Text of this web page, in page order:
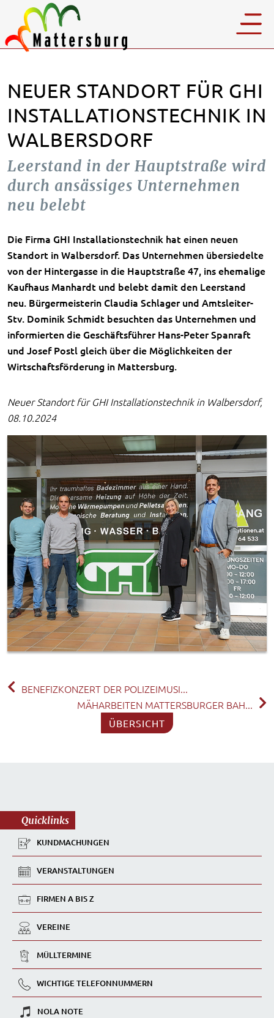
NEUER STANDORT FÜR GHI
INSTALLATIONSTECHNIK IN
WALBERSDORF
Leerstand in der Hauptstraße wird
durch ansässiges Unternehmen
neu belebt
Die Firma GHI Installationstechnik hat einen neuen
Standort in Walbersdorf. Das Unternehmen übersiedelte
von der Hintergasse in die Hauptstraße 47, ins ehemalige
Kaufhaus Manhardt und belebt damit den Leerstand
neu. Bürgermeisterin Claudia Schlager und Amtsleiter-
Stv. Dominik Schmidt besuchten das Unternehmen und
informierten die Geschäftsführer Hans-Peter Spanraft
und Josef Postl gleich über die Möglichkeiten der
Wirtschaftsförderung in Mattersburg.
Neuer Standort für GHI Installationstechnik in Walbersdorf,
08.10.2024
BENEFIZKONZERT DER POLIZEIMUSI...
MÄHARBEITEN MATTERSBURGER BAH...
ÜBERSICHT
Quicklinks
KUNDMACHUNGEN
VERANSTALTUNGEN
FIRMEN A BIS Z
VEREINE
MÜLLTERMINE
WICHTIGE TELEFONNUMMERN
NOLA NOTE